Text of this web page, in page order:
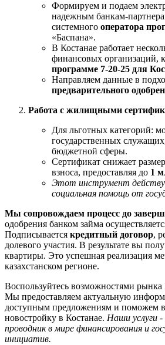
Формируем и подаем
надежным банкам-
системного оператора
«Баспана».
В Костанае работает
финансовых организаций,
программе 7-20-25 для
Направляем данные в
предварительного
Работа с жилищными
Для льготных категорий:
государственных
бюджетной сферы.
Сертификат снижает
взноса, предоставляя до 1
Этот инструмент
социальная помощь от
Мы сопровождаем процесс до
одобрения банком займа
Подписывается кредитный договор,
долевого участия. В результате вы
квартиры. Это успешная реализация
казахстанском регионе.
Воспользуйтесь возможностями рынка
Мы предоставляем актуальную
доступным предложениям и поможем
новостройку в Костанае. Наши услуги
проводник в мире финансирования и
инициатив.